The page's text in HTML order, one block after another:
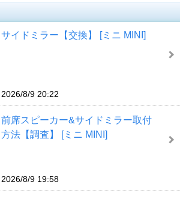
サイドミラー【交換】 [ミニ MINI]
2026/8/9 20:22
前席スピーカー&サイドミラー取付
方法【調査】 [ミニ MINI]
2026/8/9 19:58